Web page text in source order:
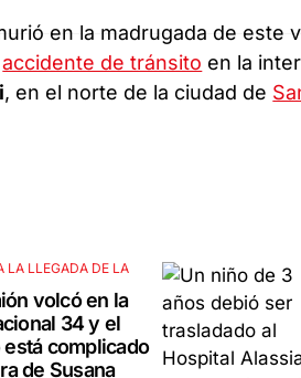
en la madrugada de este
accidente de tránsito en la
, en el norte de la ciudad de
LA LLEGADA DE LA
volcó en la
34 y el
complicado
de Susana